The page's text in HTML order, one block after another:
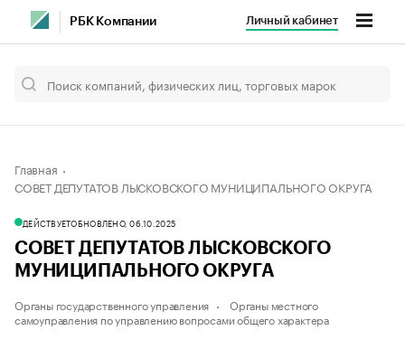
РБК Компании Личный кабинет
Главная
СОВЕТ ДЕПУТАТОВ ЛЫСКОВСКОГО МУНИЦИПАЛЬНОГО ОКРУГА
ДЕЙСТВУЕТОБНОВЛЕНО, 06.10.2025
СОВЕТ ДЕПУТАТОВ ЛЫСКОВСКОГО
МУНИЦИПАЛЬНОГО ОКРУГА
Органы государственного управления
Органы местного
самоуправления по управлению вопросами общего характера